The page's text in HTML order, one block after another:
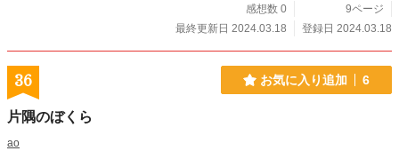
感想数 0
9ページ
最終更新日 2024.03.18
登録日 2024.03.18
36 お気に入り追加 6
片隅のぼくら
ao